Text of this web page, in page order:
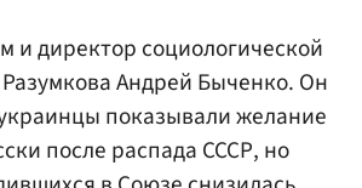
и директор социологической
Андрей Быченко. Он
показывали желание
после распада СССР, но